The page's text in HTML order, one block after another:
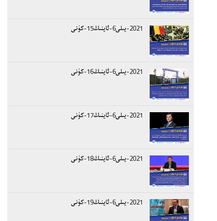
2021-يىلى6-ئاينىڭ15-كۈنى
2021-يىلى6-ئاينىڭ16-كۈنى
2021-يىلى6-ئاينىڭ17-كۈنى
2021-يىلى6-ئاينىڭ18-كۈنى
2021-يىلى6-ئاينىڭ19-كۈنى